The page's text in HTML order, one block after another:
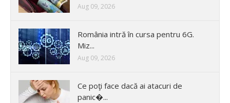
Aug 09, 2026
România intră în cursa pentru 6G.
Miz...
Aug 09, 2026
Ce poţi face dacă ai atacuri de
panic�...